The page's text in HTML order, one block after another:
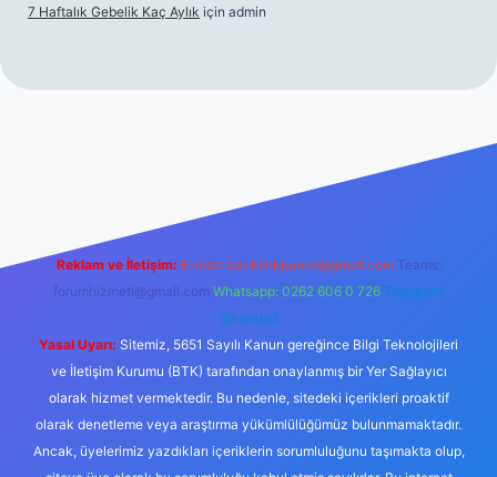
7 Haftalık Gebelik Kaç Aylık için admin
Reklam ve İletişim: E-mail: backlinkpaneli@gmail.com Teams:
forumhizmeti@gmail.com Whatsapp: 0262 606 0 726 Telegram:
@karabul
Yasal Uyarı: Sitemiz, 5651 Sayılı Kanun gereğince Bilgi Teknolojileri
ve İletişim Kurumu (BTK) tarafından onaylanmış bir Yer Sağlayıcı
olarak hizmet vermektedir. Bu nedenle, sitedeki içerikleri proaktif
olarak denetleme veya araştırma yükümlülüğümüz bulunmamaktadır.
Ancak, üyelerimiz yazdıkları içeriklerin sorumluluğunu taşımakta olup,